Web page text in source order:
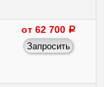
от 62 700 a